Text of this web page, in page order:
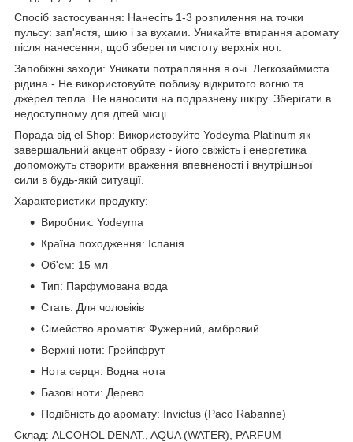
Спосіб застосування: Нанесіть 1-3 розпилення на точки
пульсу: зап'ястя, шию і за вухами. Уникайте втирання аромату
після нанесення, щоб зберегти чистоту верхніх нот.
Запобіжні заходи: Уникати потрапляння в очі. Легкозаймиста
рідина - Не використовуйте поблизу відкритого вогню та
джерел тепла. Не наносити на подразнену шкіру. Зберігати в
недоступному для дітей місці.
Порада від el Shop: Використовуйте Yodeyma Platinum як
завершальний акцент образу - його свіжість і енергетика
допоможуть створити враження впевненості і внутрішньої
сили в будь-якій ситуації.
Характеристики продукту:
Виробник: Yodeyma
Країна походження: Іспанія
Об'єм: 15 мл
Тип: Парфумована вода
Стать: Для чоловіків
Сімейство ароматів: Фужерний, амбровий
Верхні ноти: Грейпфрут
Нота серця: Водна нота
Базові ноти: Дерево
Подібність до аромату: Invictus (Paco Rabanne)
Склад: ALCOHOL DENAT., AQUA (WATER), PARFUM